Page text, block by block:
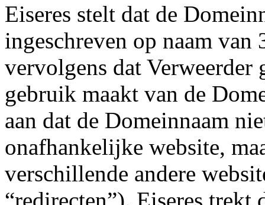
Eiseres stelt dat de
ingeschreven op naam van
vervolgens dat
gebruik maakt van de
aan dat de Domeinnaam
onafhankelijke website,
verschillende andere
“redirecten”). Eiseres trekt